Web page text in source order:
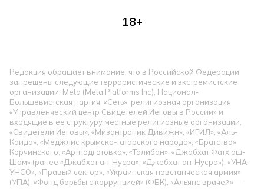
18+
Редакция обращает внимание, что в Российской Федерации
запрещены следующие террористические и экстремистские
организации: Meta (Meta Platforms Inc), Национал-
Большевистская партия, «Сеть», религиозная организация
«Управленческий центр Свидетелей Иеговы в России» и
входящие в ее структуру местные религиозные организации,
«Свидетели Иеговы», «Мизантропик Дивижн», «ИГИЛ», «Аль-
Каида», «Меджлис крымско-татарского народа», «Братство»
Корчинского, «Артподготовка», «Талибан», «Джабхат Фатх аш-
Шам» (ранее «Джабхат ан-Нусра», «Джебхат ан-Нусра»), «УНА-
УНСО», «Правый сектор», «Украинская повстанческая армия»
(УПА). «Фонд борьбы с коррупцией» (ФБК), «Альянс врачей» —